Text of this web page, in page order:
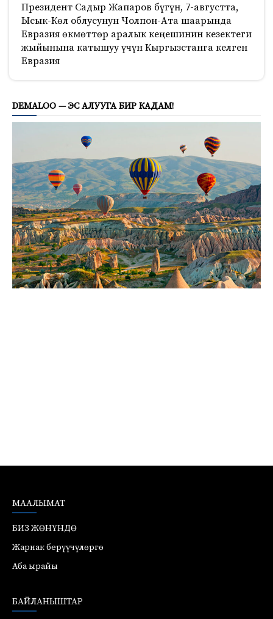
Президент Садыр Жапаров бүгүн, 7-августта,
Ысык-Көл облусунун Чолпон-Ата шаарында
Евразия өкмөттөр аралык кеңешинин кезектеги
жыйынына катышуу үчүн Кыргызстанга келген
Евразия
DEMALOO — ЭС АЛУУГА БИР КАДАМ!
МААЛЫМАТ
БИЗ ЖӨНҮНДӨ
Жарнак берүүчүлөргө
Аба ырайы
БАЙЛАНЫШТАР